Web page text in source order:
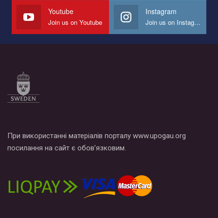
СОГИ в Украине.
Все, что вам нужно сделать - это зайти на наш канал YouTube
по этой ссылке и поставить лайк под видео.
Youtube
Join us on Youtube
Instagram
Join us on Instagram
При використанні матеріалів порталу www.upogau.org
посилання на сайт є обов’язковим.